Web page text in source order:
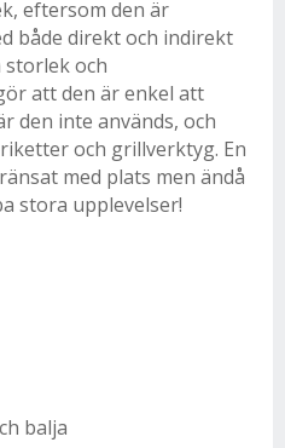
eftersom den är
både direkt och indirekt
storlek och
att den är enkel att
den inte används, och
och grillverktyg. En
med plats men ändå
stora upplevelser!
balja